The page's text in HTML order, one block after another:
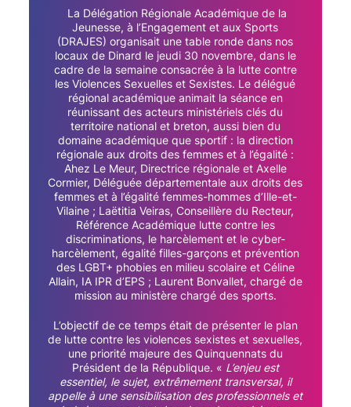
La Délégation Régionale Académique de la
Jeunesse, à l’Engagement et aux Sports
(DRAJES) organisait une table ronde dans nos
locaux de Dinard le jeudi 30 novembre, dans le
cadre de la semaine consacrée à la lutte contre
les Violences Sexuelles et Sexistes. Le délégué
régional académique animait la séance en
réunissant des acteurs ministériels clés du
territoire national et breton, aussi bien du
domaine académique que sportif : la direction
régionale aux droits des femmes et à l’égalité :
Ahez Le Meur, Directrice régionale et Axelle
Cormier, Déléguée départementale aux droits des
femmes et à l’égalité femmes-hommes d’Ille-et-
Vilaine ; Laëtitia Veiras, Conseillère du Recteur,
Référence Académique lutte contre les
discriminations, le harcèlement et le cyber-
harcèlement, égalité filles-garçons et prévention
des LGBT+ phobies en milieu scolaire et Céline
Allain, IA IPR d’EPS ; Laurent Bonvallet, chargé de
mission au ministère chargé des sports.
L’objectif de ce temps était de présenter le plan
de lutte contre les violences sexistes et sexuelles,
une priorité majeure des Quinquennats du
Président de la République. « L’enjeu est
essentiel, le sujet, extrêmement transversal, il
appelle à une sensibilisation des professionnels et